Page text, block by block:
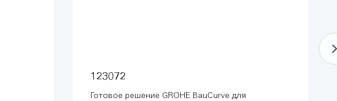
123072
Готовое решение GROHE BauCurve для